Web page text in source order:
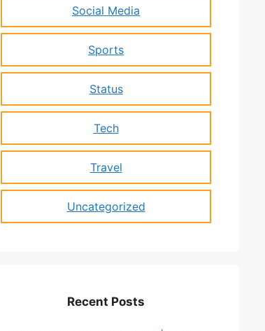
Social Media
Sports
Status
Tech
Travel
Uncategorized
Recent Posts